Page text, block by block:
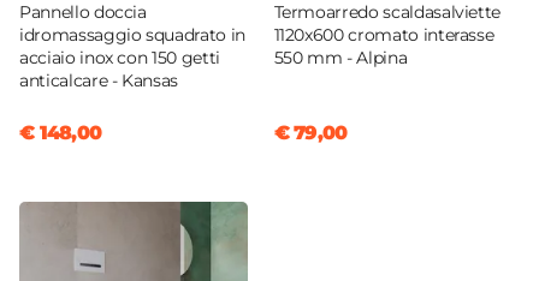
Pannello doccia
idromassaggio squadrato in
acciaio inox con 150 getti
anticalcare - Kansas
€ 148,00
Termoarredo scaldasalviette
1120x600 cromato interasse
550 mm - Alpina
€ 79,00